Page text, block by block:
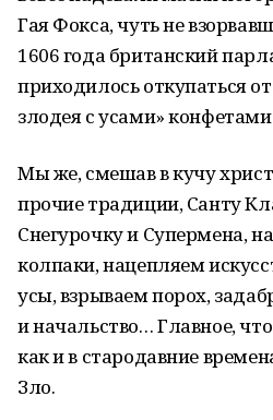
Гая Фокса, чуть не
1606 года британский
приходилось откупаться
злодея с усами»
Мы же, смешав в кучу
прочие традиции, Санту
Снегурочку и Супермена,
колпаки, нацепляем
усы, взрываем порох,
и начальство… Главное,
как и в стародавние
Зло.